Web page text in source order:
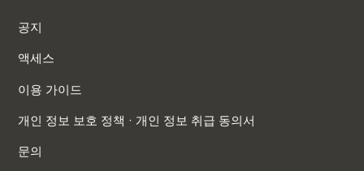
공지
액세스
이용 가이드
개인 정보 보호 정책 · 개인 정보 취급 동의서
문의